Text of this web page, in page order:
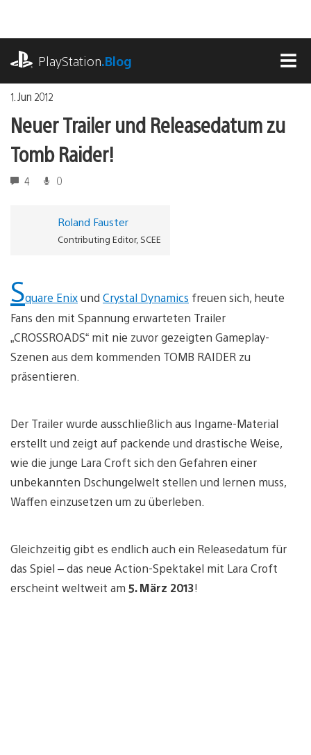
springen
PlayStation.Blog
1. Jun 2012
Neuer Trailer und Releasedatum zu
Tomb Raider!
4 0
Roland Fauster
Contributing Editor, SCEE
Square Enixund Crystal Dynamics freuen sich, heute
Fans den mit Spannung erwarteten Trailer
„CROSSROADS“ mit nie zuvor gezeigten Gameplay-
Szenen aus dem kommenden TOMB RAIDER zu
präsentieren.
Der Trailer wurde ausschließlich aus Ingame-Material
erstellt und zeigt auf packende und drastische Weise,
wie die junge Lara Croft sich den Gefahren einer
unbekannten Dschungelwelt stellen und lernen muss,
Waffen einzusetzen um zu überleben.
Gleichzeitig gibt es endlich auch ein Releasedatum für
das Spiel – das neue Action-Spektakel mit Lara Croft
erscheint weltweit am 5. März 2013!